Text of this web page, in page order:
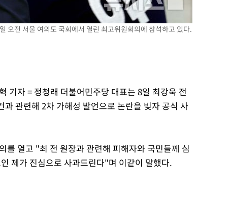
오전 서울 여의도 국회에서 열린 최고위원회의에 참석하고 있다.
기자 = 정청래 더불어민주당 대표는 8일 최강욱 전
관련해 2차 가해성 발언으로 논란을 빚자 공식 사
를 열고 "최 전 원장과 관련해 피해자와 국민들께 심
제가 진심으로 사과드린다"며 이같이 말했다.